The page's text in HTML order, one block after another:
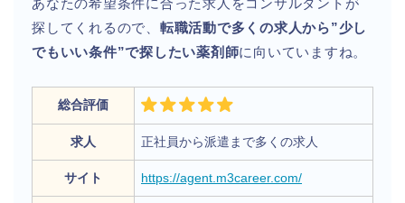
あなたの希望条件に合った求人をコンサルタントが
探してくれるので、 転職活動で多くの求人から”少し
でもいい条件”で探したい薬剤師に向いていますね。
総合評価
求人 正社員から派遣まで多くの求人
サイト https://agent.m3career.com/